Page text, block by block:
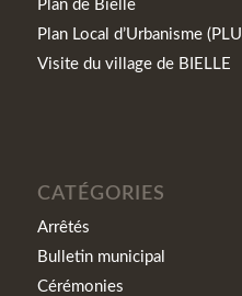
Plan de Bielle
Plan Local d’Urbanisme
Visite du village de BIELLE
CATÉGORIES
Arrêtés
Bulletin municipal
Cérémonies